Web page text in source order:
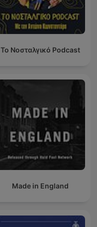
Το Νοσταλγικό Podcast
Made in England